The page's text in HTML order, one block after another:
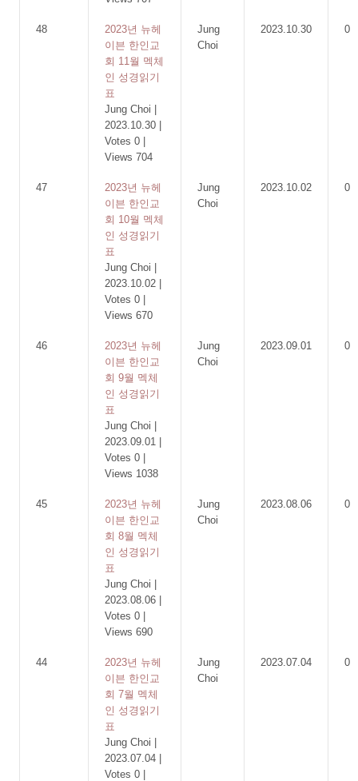
48
2023년 뉴헤
이븐 한인교
회 11월 멕체
인 성경읽기
표
Jung Choi
2023.10.30
Votes 0
Views 704
Jung
Choi
2023.10.30 0
47
2023년 뉴헤
이븐 한인교
회 10월 멕체
인 성경읽기
표
Jung Choi
2023.10.02
Votes 0
Views 670
Jung
Choi
2023.10.02 0
46
2023년 뉴헤
이븐 한인교
회 9월 멕체
인 성경읽기
표
Jung Choi
2023.09.01
Votes 0
Views 1038
Jung
Choi
2023.09.01 0
45
2023년 뉴헤
이븐 한인교
회 8월 멕체
인 성경읽기
표
Jung Choi
2023.08.06
Votes 0
Views 690
Jung
Choi
2023.08.06 0
44
2023년 뉴헤
이븐 한인교
회 7월 멕체
인 성경읽기
표
Jung Choi
2023.07.04
Votes 0
Jung
Choi
2023.07.04 0